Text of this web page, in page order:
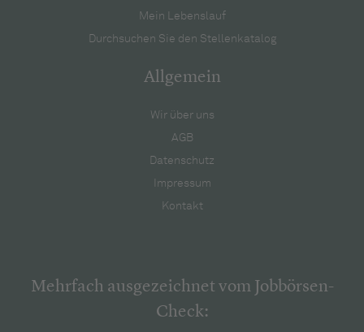
Mein Lebenslauf
Durchsuchen Sie den Stellenkatalog
Allgemein
Wir über uns
AGB
Datenschutz
Impressum
Kontakt
Mehrfach ausgezeichnet vom Jobbörsen-
Check: